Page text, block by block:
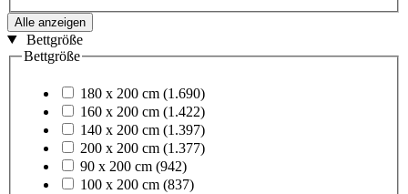
Alle anzeigen
Bettgröße
Bettgröße
180 x 200 cm (1.690)
160 x 200 cm (1.422)
140 x 200 cm (1.397)
200 x 200 cm (1.377)
90 x 200 cm (942)
100 x 200 cm (837)